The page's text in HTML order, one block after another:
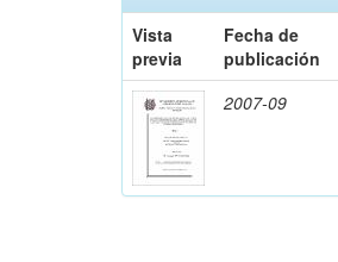
Vista
previa
Fecha de
publicación
2007-09